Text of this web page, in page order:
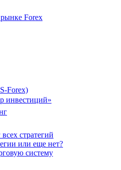
Forex)
инвестиций»
стратегий
или еще нет?
систему